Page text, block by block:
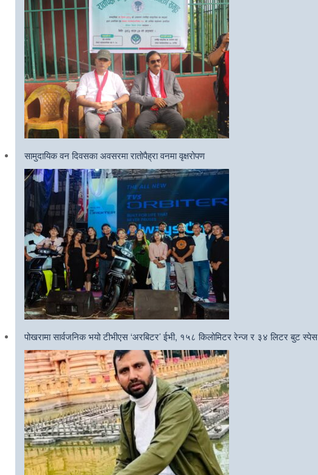
सामुदायिक वन दिवसका अवसरमा रातोपैह्रा वनमा वृक्षरोपण
पोखरामा सार्वजनिक भयो टीभीएस ‘अरबिटर’ ईभी, १५८ किलोमिटर रेन्ज र ३४ लिटर बुट स्पेस